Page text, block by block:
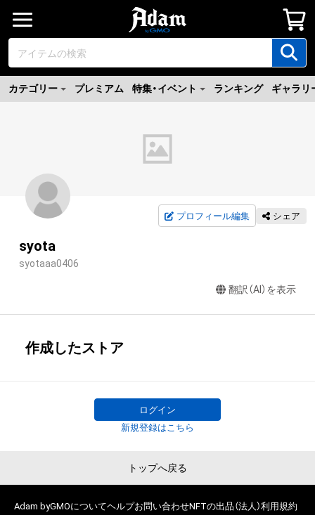
カテゴリー プレミアム 特集・イベント ランキング ギャラリ
プロフィール編集 シェア
syota
syotaaa0406
翻訳（AI）を表示
作成したストア
ログイン
新規登録はこちら
トップへ戻る
Adam byGMOについてヘルプお問い合わせNFTの出品（法人）利用規約